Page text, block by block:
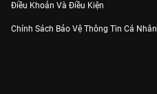
Điều Khoản Và Điều Kiện
Chính Sách Bảo Vệ Thông Tin Cá Nhân